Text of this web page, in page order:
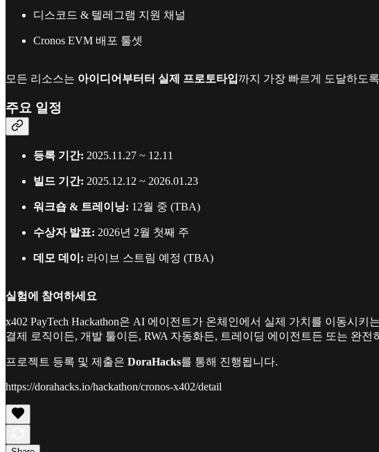
디스코드 & 텔레그램 지원 채널
Cronos EVM 배포 툴셋
모든 리소스는 아이디어부터터 실제 프로토타입까지 가장 빠르게 도달하도
주요 일정
등록 기간: 2025.11.27 ~ 12.11
빌드 기간: 2025.12.12 ~ 2026.01.23
워크숍 & 트레이닝: 12월 중 (TBA)
수상자 발표: 2026년 2월 첫째 주
데모 데이: 라이브 스트림 예정 (TBA)
실험에 참여하세요
x402 PayTech Hackathon은 AI 에이전트가 온체인에서 실제 가치를 이동시
결제 로직이든, 개발 툴이든, RWA 자동화든, 트레이딩 에이전트든 또는 완
프로젝트 등록 및 제출은 DoraHacks를 통해 진행됩니다.
https://dorahacks.io/hackathon/cronos-x402/detail